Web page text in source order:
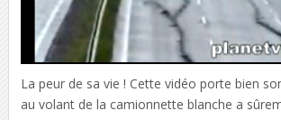
La peur de sa vie ! Cette vidéo porte bien
au volant de la camionnette blanche a